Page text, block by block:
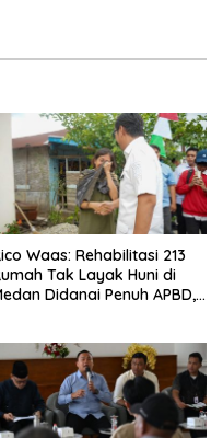
Waas: Rehabilitasi 213
Tak Layak Huni di
Didanai Penuh APBD,